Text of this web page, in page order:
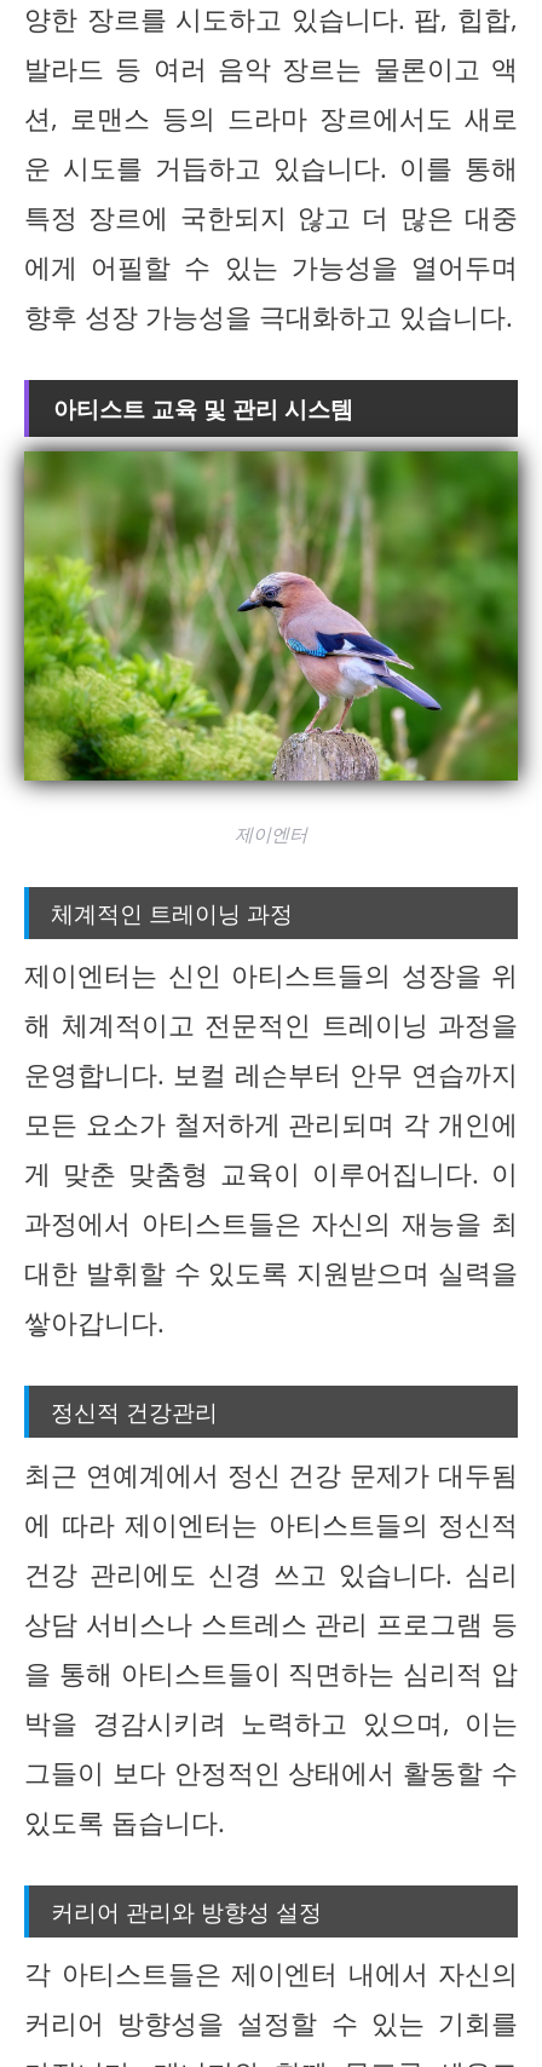
양한 장르를 시도하고 있습니다. 팝, 힙합,
발라드 등 여러 음악 장르는 물론이고 액
션, 로맨스 등의 드라마 장르에서도 새로
운 시도를 거듭하고 있습니다. 이를 통해
특정 장르에 국한되지 않고 더 많은 대중
에게 어필할 수 있는 가능성을 열어두며
향후 성장 가능성을 극대화하고 있습니다.
아티스트 교육 및 관리 시스템
제이엔터
체계적인 트레이닝 과정
제이엔터는 신인 아티스트들의 성장을 위
해 체계적이고 전문적인 트레이닝 과정을
운영합니다. 보컬 레슨부터 안무 연습까지
모든 요소가 철저하게 관리되며 각 개인에
게 맞춘 맞춤형 교육이 이루어집니다. 이
과정에서 아티스트들은 자신의 재능을 최
대한 발휘할 수 있도록 지원받으며 실력을
쌓아갑니다.
정신적 건강관리
최근 연예계에서 정신 건강 문제가 대두됨
에 따라 제이엔터는 아티스트들의 정신적
건강 관리에도 신경 쓰고 있습니다. 심리
상담 서비스나 스트레스 관리 프로그램 등
을 통해 아티스트들이 직면하는 심리적 압
박을 경감시키려 노력하고 있으며, 이는
그들이 보다 안정적인 상태에서 활동할 수
있도록 돕습니다.
커리어 관리와 방향성 설정
각 아티스트들은 제이엔터 내에서 자신의
커리어 방향성을 설정할 수 있는 기회를